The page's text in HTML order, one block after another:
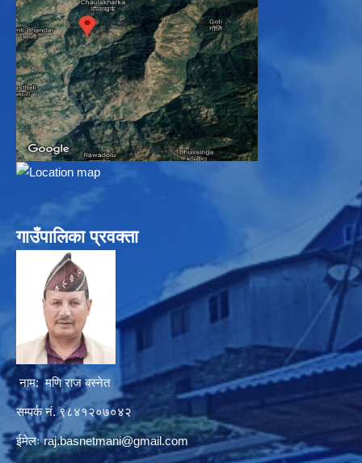
गाउँपालिका प्रवक्ता
नाम: मणि राज बस्नेत
सम्पर्क नं. ९८४१२०७०४२
ईमेलःraj.basnetmani@gmail.com